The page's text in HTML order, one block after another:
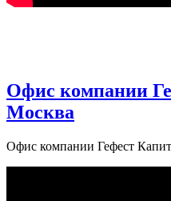
Офис компании
Москва
Офис компании Гефест